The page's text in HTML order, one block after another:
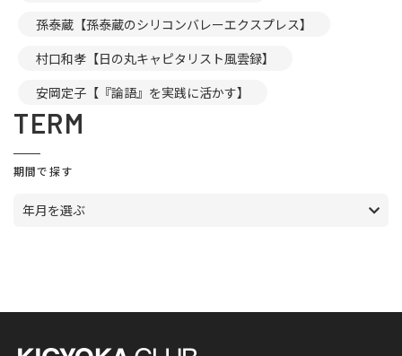
孫泰蔵【孫泰蔵のシリコンバレーエクスプレス】
村口和孝【日の丸キャピタリスト風雲録】
安岡定子【『論語』を実践に活かす】
TERM
期間で探す
年月を選ぶ